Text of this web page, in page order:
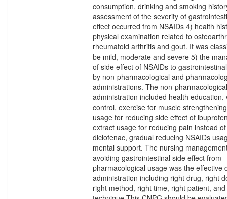
consumption, drinking and smoking
assessment of the severity of
effect occurred from NSAIDs 4) health
physical examination related to
rheumatoid arthritis and gout. It was
be mild, moderate and severe 5) the
of side effect of NSAIDs to
by non-pharmacological and
administrations. The non-pharmacological
administration included health education,
control, exercise for muscle
usage for reducing side effect of
extract usage for reducing pain instead of
diclofenac, gradual reducing NSAIDs
mental support. The nursing
avoiding gastrointestinal side effect from
pharmacological usage was the effective
administration including right drug, right
right method, right time, right patient,